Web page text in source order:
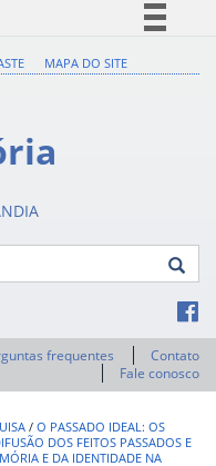
Acesso à informação
MAPA DO SITE
frequentes
Contato
Fale conosco
/ O PASSADO IDEAL: OS
DOS FEITOS PASSADOS E
E DA IDENTIDADE NA